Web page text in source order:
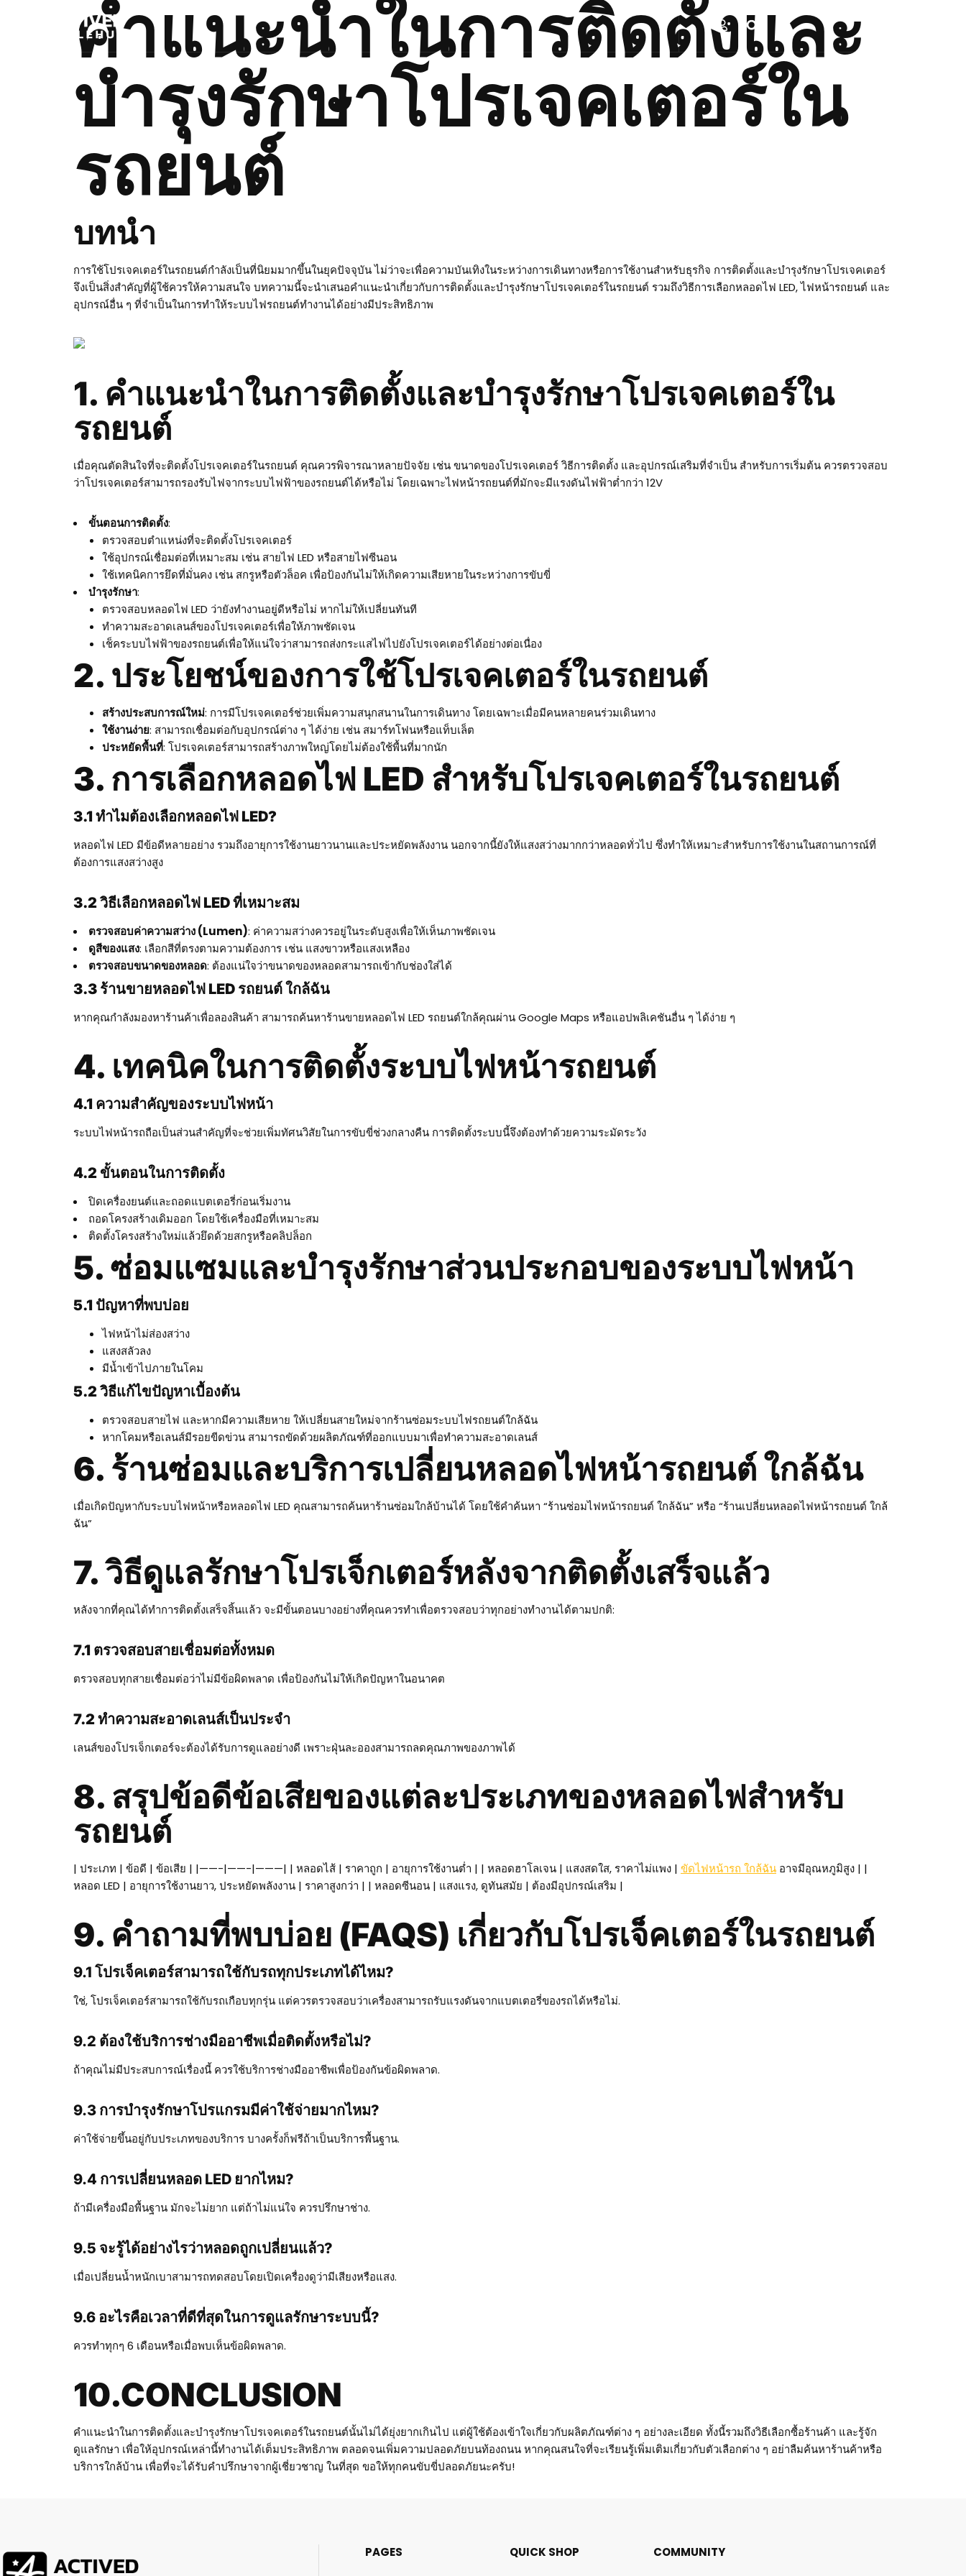
คำแนะนำในการติดตั้งและ
บำรุงรักษาโปรเจคเตอร์ใน
รถยนต์
บทนำ
การใช้โปรเจคเตอร์ในรถยนต์กำลังเป็นที่นิยมมากขึ้นในยุคปัจจุบัน ไม่ว่าจะเพื่อความบันเทิงในระหว่างการเดินทางหรือการใช้งานสำหรับธุรกิจ การติดตั้งและบำรุงรักษาโปรเจคเตอร์
จึงเป็นสิ่งสำคัญที่ผู้ใช้ควรให้ความสนใจ บทความนี้จะนำเสนอคำแนะนำเกี่ยวกับการติดตั้งและบำรุงรักษาโปรเจคเตอร์ในรถยนต์ รวมถึงวิธีการเลือกหลอดไฟ LED, ไฟหน้ารถยนต์ และ
อุปกรณ์อื่น ๆ ที่จำเป็นในการทำให้ระบบไฟรถยนต์ทำงานได้อย่างมีประสิทธิภาพ
1. คำแนะนำในการติดตั้งและบำรุงรักษาโปรเจคเตอร์ใน
รถยนต์
เมื่อคุณตัดสินใจที่จะติดตั้งโปรเจคเตอร์ในรถยนต์ คุณควรพิจารณาหลายปัจจัย เช่น ขนาดของโปรเจคเตอร์ วิธีการติดตั้ง และอุปกรณ์เสริมที่จำเป็น สำหรับการเริ่มต้น ควรตรวจสอบ
ว่าโปรเจคเตอร์สามารถรองรับไฟจากระบบไฟฟ้าของรถยนต์ได้หรือไม่ โดยเฉพาะไฟหน้ารถยนต์ที่มักจะมีแรงดันไฟฟ้าต่ำกว่า 12V
ขั้นตอนการติดตั้ง:
ตรวจสอบตำแหน่งที่จะติดตั้งโปรเจคเตอร์
ใช้อุปกรณ์เชื่อมต่อที่เหมาะสม เช่น สายไฟ LED หรือสายไฟซีนอน
ใช้เทคนิคการยึดที่มั่นคง เช่น สกรูหรือตัวล็อค เพื่อป้องกันไม่ให้เกิดความเสียหายในระหว่างการขับขี่
บำรุงรักษา:
ตรวจสอบหลอดไฟ LED ว่ายังทำงานอยู่ดีหรือไม่ หากไม่ให้เปลี่ยนทันที
ทำความสะอาดเลนส์ของโปรเจคเตอร์เพื่อให้ภาพชัดเจน
เช็คระบบไฟฟ้าของรถยนต์เพื่อให้แน่ใจว่าสามารถส่งกระแสไฟไปยังโปรเจคเตอร์ได้อย่างต่อเนื่อง
2. ประโยชน์ของการใช้โปรเจคเตอร์ในรถยนต์
สร้างประสบการณ์ใหม่: การมีโปรเจคเตอร์ช่วยเพิ่มความสนุกสนานในการเดินทาง โดยเฉพาะเมื่อมีคนหลายคนร่วมเดินทาง
ใช้งานง่าย: สามารถเชื่อมต่อกับอุปกรณ์ต่าง ๆ ได้ง่าย เช่น สมาร์ทโฟนหรือแท็บเล็ต
ประหยัดพื้นที่: โปรเจคเตอร์สามารถสร้างภาพใหญ่โดยไม่ต้องใช้พื้นที่มากนัก
3. การเลือกหลอดไฟ LED สำหรับโปรเจคเตอร์ในรถยนต์
3.1 ทำไมต้องเลือกหลอดไฟ LED?
หลอดไฟ LED มีข้อดีหลายอย่าง รวมถึงอายุการใช้งานยาวนานและประหยัดพลังงาน นอกจากนี้ยังให้แสงสว่างมากกว่าหลอดทั่วไป ซึ่งทำให้เหมาะสำหรับการใช้งานในสถานการณ์ที่
ต้องการแสงสว่างสูง
3.2 วิธีเลือกหลอดไฟ LED ที่เหมาะสม
ตรวจสอบค่าความสว่าง (Lumen): ค่าความสว่างควรอยู่ในระดับสูงเพื่อให้เห็นภาพชัดเจน
ดูสีของแสง: เลือกสีที่ตรงตามความต้องการ เช่น แสงขาวหรือแสงเหลือง
ตรวจสอบขนาดของหลอด: ต้องแน่ใจว่าขนาดของหลอดสามารถเข้ากับช่องใส่ได้
3.3 ร้านขายหลอดไฟ LED รถยนต์ ใกล้ฉัน
หากคุณกำลังมองหาร้านค้าเพื่อลองสินค้า สามารถค้นหาร้านขายหลอดไฟ LED รถยนต์ใกล้คุณผ่าน Google Maps หรือแอปพลิเคชันอื่น ๆ ได้ง่าย ๆ
4. เทคนิคในการติดตั้งระบบไฟหน้ารถยนต์
4.1 ความสำคัญของระบบไฟหน้า
ระบบไฟหน้ารถถือเป็นส่วนสำคัญที่จะช่วยเพิ่มทัศนวิสัยในการขับขี่ช่วงกลางคืน การติดตั้งระบบนี้จึงต้องทำด้วยความระมัดระวัง
4.2 ขั้นตอนในการติดตั้ง
ปิดเครื่องยนต์และถอดแบตเตอรี่ก่อนเริ่มงาน
ถอดโครงสร้างเดิมออก โดยใช้เครื่องมือที่เหมาะสม
ติดตั้งโครงสร้างใหม่แล้วยึดด้วยสกรูหรือคลิปล็อก
5. ซ่อมแซมและบำรุงรักษาส่วนประกอบของระบบไฟหน้า
5.1 ปัญหาที่พบบ่อย
ไฟหน้าไม่ส่องสว่าง
แสงสลัวลง
มีน้ำเข้าไปภายในโคม
5.2 วิธีแก้ไขปัญหาเบื้องต้น
ตรวจสอบสายไฟ และหากมีความเสียหาย ให้เปลี่ยนสายใหม่จากร้านซ่อมระบบไฟรถยนต์ใกล้ฉัน
หากโคมหรือเลนส์มีรอยขีดข่วน สามารถขัดด้วยผลิตภัณฑ์ที่ออกแบบมาเพื่อทำความสะอาดเลนส์
6. ร้านซ่อมและบริการเปลี่ยนหลอดไฟหน้ารถยนต์ ใกล้ฉัน
เมื่อเกิดปัญหากับระบบไฟหน้าหรือหลอดไฟ LED คุณสามารถค้นหาร้านซ่อมใกล้บ้านได้ โดยใช้คำค้นหา “ร้านซ่อมไฟหน้ารถยนต์ ใกล้ฉัน” หรือ “ร้านเปลี่ยนหลอดไฟหน้ารถยนต์ ใกล้
ฉัน”
7. วิธีดูแลรักษาโปรเจ็กเตอร์หลังจากติดตั้งเสร็จแล้ว
หลังจากที่คุณได้ทำการติดตั้งเสร็จสิ้นแล้ว จะมีขั้นตอนบางอย่างที่คุณควรทำเพื่อตรวจสอบว่าทุกอย่างทำงานได้ตามปกติ:
7.1 ตรวจสอบสายเชื่อมต่อทั้งหมด
ตรวจสอบทุกสายเชื่อมต่อว่าไม่มีข้อผิดพลาด เพื่อป้องกันไม่ให้เกิดปัญหาในอนาคต
7.2 ทำความสะอาดเลนส์เป็นประจำ
เลนส์ของโปรเจ็กเตอร์จะต้องได้รับการดูแลอย่างดี เพราะฝุ่นละอองสามารถลดคุณภาพของภาพได้
8. สรุปข้อดีข้อเสียของแต่ละประเภทของหลอดไฟสำหรับ
รถยนต์
| ประเภท | ข้อดี | ข้อเสีย | |——-|——-|———| | หลอดไส้ | ราคาถูก | อายุการใช้งานต่ำ | | หลอดฮาโลเจน | แสงสดใส, ราคาไม่แพง | ขัดไฟหน้ารถ ใกล้ฉัน อาจมีอุณหภูมิสูง | |
หลอด LED | อายุการใช้งานยาว, ประหยัดพลังงาน | ราคาสูงกว่า | | หลอดซีนอน | แสงแรง, ดูทันสมัย | ต้องมีอุปกรณ์เสริม |
9. คำถามที่พบบ่อย (FAQS) เกี่ยวกับโปรเจ็คเตอร์ในรถยนต์
9.1 โปรเจ็คเตอร์สามารถใช้กับรถทุกประเภทได้ไหม?
ใช่, โปรเจ็คเตอร์สามารถใช้กับรถเกือบทุกรุ่น แต่ควรตรวจสอบว่าเครื่องสามารถรับแรงดันจากแบตเตอรี่ของรถได้หรือไม่.
9.2 ต้องใช้บริการช่างมืออาชีพเมื่อติดตั้งหรือไม่?
ถ้าคุณไม่มีประสบการณ์เรื่องนี้ ควรใช้บริการช่างมืออาชีพเพื่อป้องกันข้อผิดพลาด.
9.3 การบำรุงรักษาโปรแกรมมีค่าใช้จ่ายมากไหม?
ค่าใช้จ่ายขึ้นอยู่กับประเภทของบริการ บางครั้งก็ฟรีถ้าเป็นบริการพื้นฐาน.
9.4 การเปลี่ยนหลอด LED ยากไหม?
ถ้ามีเครื่องมือพื้นฐาน มักจะไม่ยาก แต่ถ้าไม่แน่ใจ ควรปรึกษาช่าง.
9.5 จะรู้ได้อย่างไรว่าหลอดถูกเปลี่ยนแล้ว?
เมื่อเปลี่ยนน้ำหนักเบาสามารถทดสอบโดยเปิดเครื่องดูว่ามีเสียงหรือแสง.
9.6 อะไรคือเวลาที่ดีที่สุดในการดูแลรักษาระบบนี้?
ควรทำทุกๆ 6 เดือนหรือเมื่อพบเห็นข้อผิดพลาด.
10.CONCLUSION
คำแนะนำในการติดตั้งและบำรุงรักษาโปรเจคเตอร์ในรถยนต์นั้นไม่ได้ยุ่งยากเกินไป แต่ผู้ใช้ต้องเข้าใจเกี่ยวกับผลิตภัณฑ์ต่าง ๆ อย่างละเอียด ทั้งนี้รวมถึงวิธีเลือกซื้อร้านค้า และรู้จัก
ดูแลรักษา เพื่อให้อุปกรณ์เหล่านี้ทำงานได้เต็มประสิทธิภาพ ตลอดจนเพิ่มความปลอดภัยบนท้องถนน หากคุณสนใจที่จะเรียนรู้เพิ่มเติมเกี่ยวกับตัวเลือกต่าง ๆ อย่าลืมค้นหาร้านค้าหรือ
บริการใกล้บ้าน เพื่อที่จะได้รับคำปรึกษาจากผู้เชี่ยวชาญ ในที่สุด ขอให้ทุกคนขับขี่ปลอดภัยนะครับ!
PAGES
QUICK SHOP
COMMUNITY